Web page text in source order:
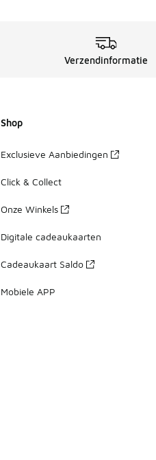
Verzendinformatie
Shop
Exclusieve Aanbiedingen
Click & Collect
Onze Winkels
Digitale cadeaukaarten
Cadeaukaart Saldo
Mobiele APP